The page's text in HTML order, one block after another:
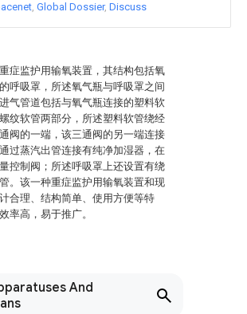
症监护用输氧装置，其结构包括氧
呼吸罩，所述氧气瓶与呼吸罩之间
气管道包括与氧气瓶连接的塑料软
纹软管两部分，所述塑料软管绕经
阀的一端，该三通阀的另一端连接
过蒸汽出管连接有纯净加湿器，在
控制阀；所述呼吸罩上还设置有绕
。该一种重症监护用输氧装置和现
合理、结构简单、使用方便等特
率高，易于推广。
And
Global Dossier Discuss